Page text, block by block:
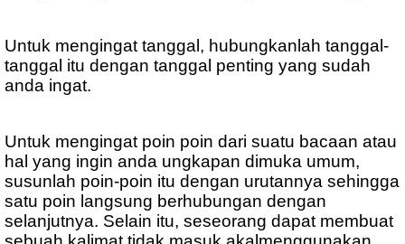
Untuk mengingat tanggal, hubungkanlah tanggal-
tanggal itu dengan tanggal penting yang sudah
anda ingat.
Untuk mengingat poin poin dari suatu bacaan atau
hal yang ingin anda ungkapan dimuka umum,
susunlah poin-poin itu dengan urutannya sehingga
satu poin langsung berhubungan dengan
selanjutnya. Selain itu, seseorang dapat membuat